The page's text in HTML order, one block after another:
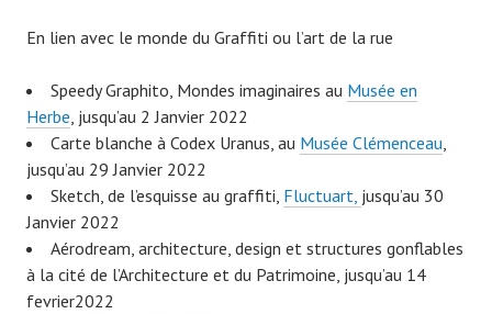
En lien avec le monde du Graffiti ou l’art de la rue
Speedy Graphito, Mondes imaginaires au Musée en
Herbe, jusqu’au 2 Janvier 2022
Carte blanche à Codex Uranus, au Musée Clémenceau,
jusqu’au 29 Janvier 2022
Sketch, de l’esquisse au graffiti, Fluctuart, jusqu’au 30
Janvier 2022
Aérodream, architecture, design et structures gonflables
à la cité de l’Architecture et du Patrimoine, jusqu’au 14
fevrier2022